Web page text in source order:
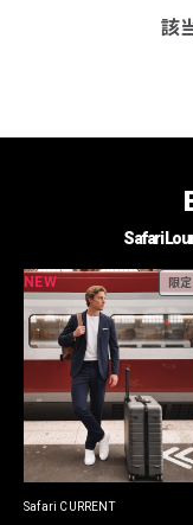
該
Safari
NEW 限定
Safari CURRENT